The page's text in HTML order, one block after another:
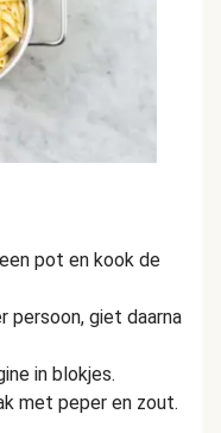
pot en kook de
persoon, giet daarna
in blokjes.
met peper en zout.